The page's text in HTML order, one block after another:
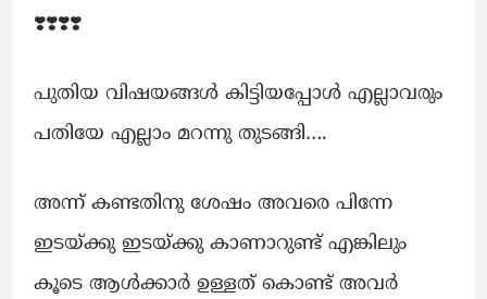
❣️❣️❣️❣️
പുതിയ വിഷയങ്ങൾ കിട്ടിയപ്പോൾ എല്ലാവരും
പതിയേ എല്ലാം മറന്നു തുടങ്ങി….
അന്ന് കണ്ടതിനു ശേഷം അവരെ പിന്നേ
ഇടയ്ക്കു ഇടയ്ക്കു കാണാറുണ്ട് എങ്കിലും
കൂടെ ആൾക്കാർ ഉള്ളത് കൊണ്ട് അവർ